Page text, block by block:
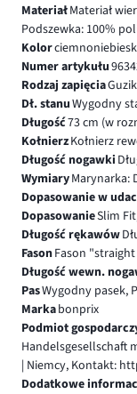
MateriałMateriał
Podszewka: 100%
Kolor
Numer artykułu
Rodzaj zapięcia
Dł. stanuWygodny
Długość73 cm (w
KołnierzKołnierz
Długość nogawki
WymiaryMarynarka:
Dopasowanie w
DopasowanieSlim
Długość rękawów
FasonFason
Długość wewn.
PasWygodny pasek,
Markabonprix
Podmiot
Handelsgesellschaft
| Niemcy, Kontakt:
Dodatkowe